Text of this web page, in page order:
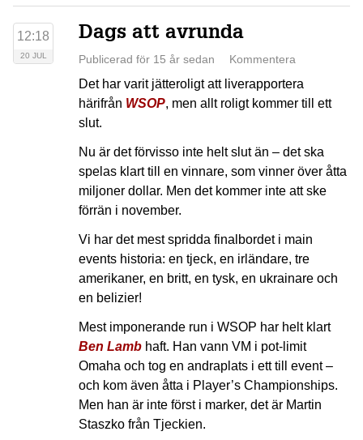
12:18
20 JUL
Dags att avrunda
Publicerad för 15 år sedan Kommentera
Det har varit jätteroligt att liverapportera
härifrån WSOP, men allt roligt kommer till ett
slut.
Nu är det förvisso inte helt slut än – det ska
spelas klart till en vinnare, som vinner över åtta
miljoner dollar. Men det kommer inte att ske
förrän i november.
Vi har det mest spridda finalbordet i main
events historia: en tjeck, en irländare, tre
amerikaner, en britt, en tysk, en ukrainare och
en belizier!
Mest imponerande run i WSOP har helt klart
Ben Lambhaft. Han vann VM i pot-limit
Omaha och tog en andraplats i ett till event –
och kom även åtta i Player’s Championships.
Men han är inte först i marker, det är Martin
Staszko från Tjeckien.